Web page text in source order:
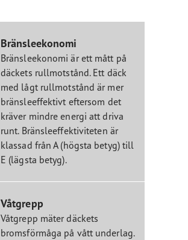
Bränsleekonomi
Bränsleekonomi är ett mått på
däckets rullmotstånd. Ett däck
med lågt rullmotstånd är mer
bränsleeffektivt eftersom det
kräver mindre energi att driva
runt. Bränsleeffektiviteten är
klassad från A (högsta betyg) till
E (lägsta betyg).
Våtgrepp
Våtgrepp mäter däckets
bromsförmåga på vått underlag.